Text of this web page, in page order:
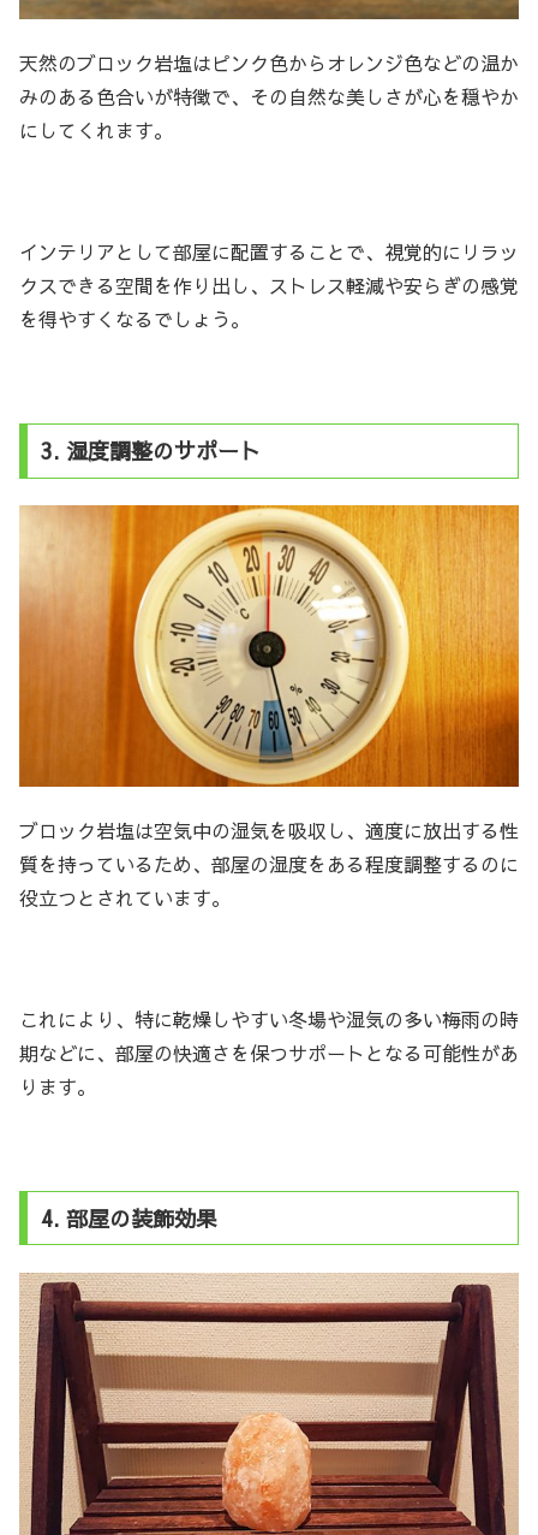
天然のブロック岩塩はピンク色からオレンジ色などの温か
みのある色合いが特徴で、その自然な美しさが心を穏やか
にしてくれます。
インテリアとして部屋に配置することで、視覚的にリラッ
クスできる空間を作り出し、ストレス軽減や安らぎの感覚
を得やすくなるでしょう。
3. 湿度調整のサポート
ブロック岩塩は空気中の湿気を吸収し、適度に放出する性
質を持っているため、部屋の湿度をある程度調整するのに
役立つとされています。
これにより、特に乾燥しやすい冬場や湿気の多い梅雨の時
期などに、部屋の快適さを保つサポートとなる可能性があ
ります。
4. 部屋の装飾効果